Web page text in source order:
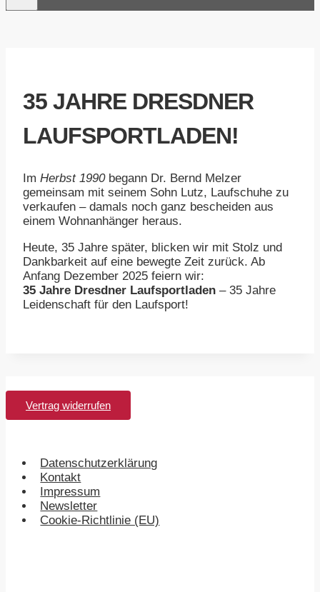
35 JAHRE DRESDNER
LAUFSPORTLADEN!
Im Herbst 1990begann Dr. Bernd Melzer
gemeinsam mit seinem Sohn Lutz, Laufschuhe zu
verkaufen – damals noch ganz bescheiden aus
einem Wohnanhänger heraus.
Heute, 35 Jahre später, blicken wir mit Stolz und
Dankbarkeit auf eine bewegte Zeit zurück. Ab
Anfang Dezember 2025 feiern wir:
35 Jahre Dresdner Laufsportladen – 35 Jahre
Leidenschaft für den Laufsport!
Vertrag widerrufen
Datenschutzerklärung
Kontakt
Impressum
Newsletter
Cookie-Richtlinie (EU)